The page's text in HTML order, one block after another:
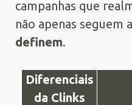
campanhas que
não apenas seguem
definem.
Diferenciais
da Clinks